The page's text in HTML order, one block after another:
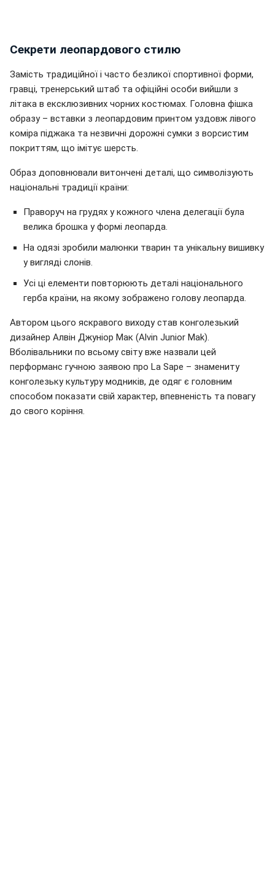
Секрети леопардового стилю
Замість традиційної і часто безликої спортивної форми,
гравці, тренерський штаб та офіційні особи вийшли з
літака в ексклюзивних чорних костюмах. Головна фішка
образу – вставки з леопардовим принтом уздовж лівого
коміра піджака та незвичні дорожні сумки з ворсистим
покриттям, що імітує шерсть.
Образ доповнювали витончені деталі, що символізують
національні традиції країни:
Праворуч на грудях у кожного члена делегації була
велика брошка у формі леопарда.
На одязі зробили малюнки тварин та унікальну вишивку
у вигляді слонів.
Усі ці елементи повторюють деталі національного
герба країни, на якому зображено голову леопарда.
Автором цього яскравого виходу став конголезький
дизайнер Алвін Джуніор Мак (Alvin Junior Mak).
Вболівальники по всьому світу вже назвали цей
перформанс гучною заявою про La Sape – знамениту
конголезьку культуру модників, де одяг є головним
способом показати свій характер, впевненість та повагу
до свого коріння.